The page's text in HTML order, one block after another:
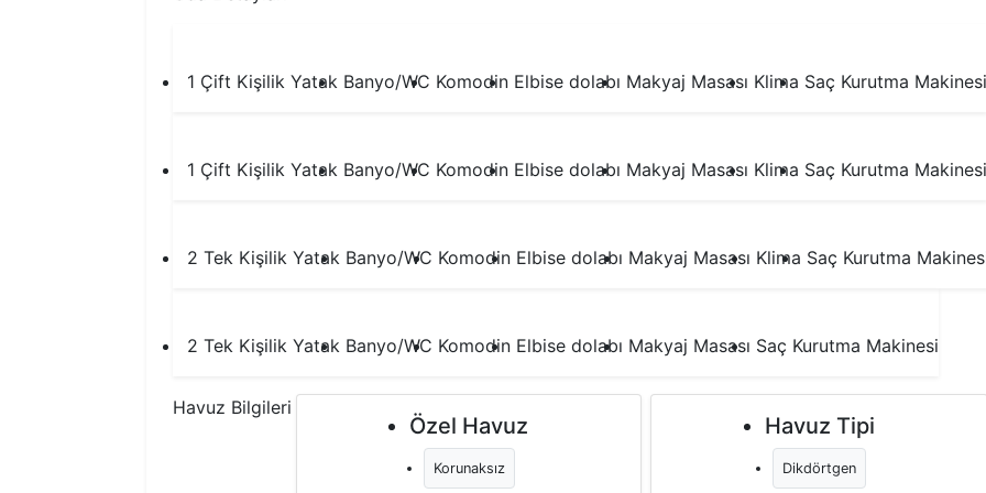
1 Çift Kişilik Yatak Banyo/WC Komodin Elbise dolabı Makyaj Masası Klima Saç Kurutma Makinesi
1 Çift Kişilik Yatak Banyo/WC Komodin Elbise dolabı Makyaj Masası Klima Saç Kurutma Makinesi
2 Tek Kişilik Yatak Banyo/WC Komodin Elbise dolabı Makyaj Masası Klima Saç Kurutma
2 Tek Kişilik Yatak Banyo/WC Komodin Elbise dolabı Makyaj Masası Saç Kurutma Makinesi
Havuz Bilgileri
Özel Havuz
Korunaksız
Havuz Tipi
Dikdörtgen